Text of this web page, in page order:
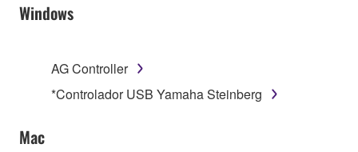
Windows
AG Controller
*Controlador USB Yamaha Steinberg
Mac